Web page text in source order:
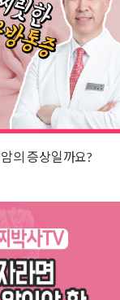
의 증상일까요?